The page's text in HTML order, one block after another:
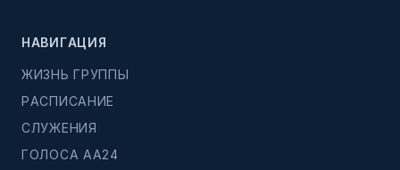
НАВИГАЦИЯ
ЖИЗНЬ ГРУППЫ
РАСПИСАНИЕ
СЛУЖЕНИЯ
ГОЛОСА АА24